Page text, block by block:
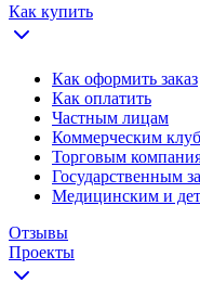
Как купить
Как оформить заказ
Как оплатить
Частным лицам
Коммерческим
Торговым
Государственным
Медицинским и
Отзывы
Проекты